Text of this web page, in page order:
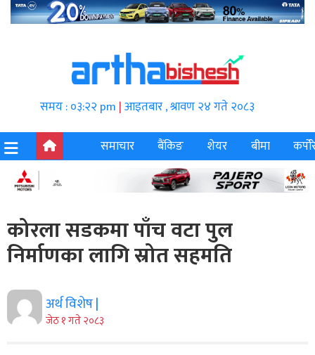
समय : ०३:२२ pm |आइतबार , श्रावण २४ गते २०८३
समाचार
बैंकिङ शेयर बीमा
कोरला सडकमा पाँच वटा पुल
निर्माणका लागि स्रोत सहमति
अर्थ विशेष |
जेठ १ गते २०८३